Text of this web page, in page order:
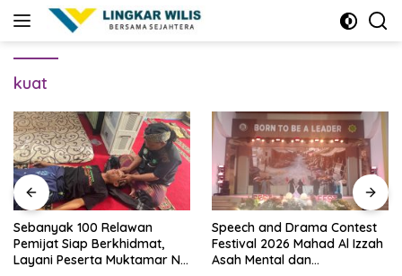
kuat
Sebanyak 100 Relawan
Pemijat Siap Berkhidmat,
Layani Peserta Muktamar NU
Speech and Drama Contest
Festival 2026 Mahad Al Izzah
Asah Mental dan